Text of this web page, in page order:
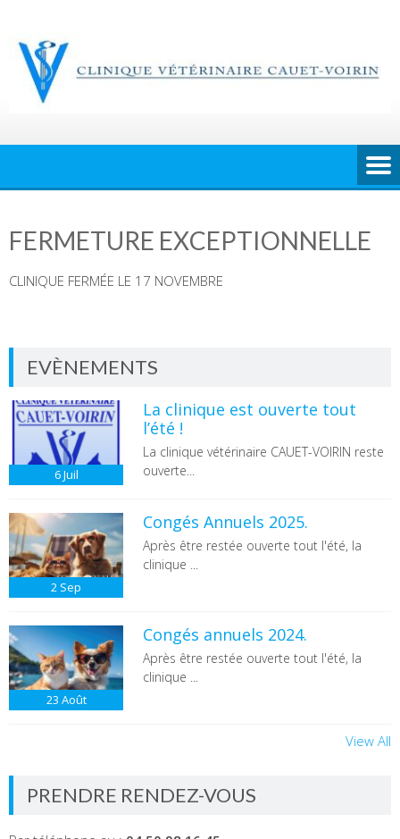
content
FERMETURE EXCEPTIONNELLE
CLINIQUE FERMÉE LE 17 NOVEMBRE
EVÈNEMENTS
6Juil
La clinique est ouverte tout
l’été !
La clinique vétérinaire CAUET-VOIRIN reste
ouverte...
2 Sep
Congés Annuels 2025.
Après être restée ouverte tout l'été, la
clinique ...
23 Août
Congés annuels 2024.
Après être restée ouverte tout l'été, la
clinique ...
View All
PRENDRE RENDEZ-VOUS